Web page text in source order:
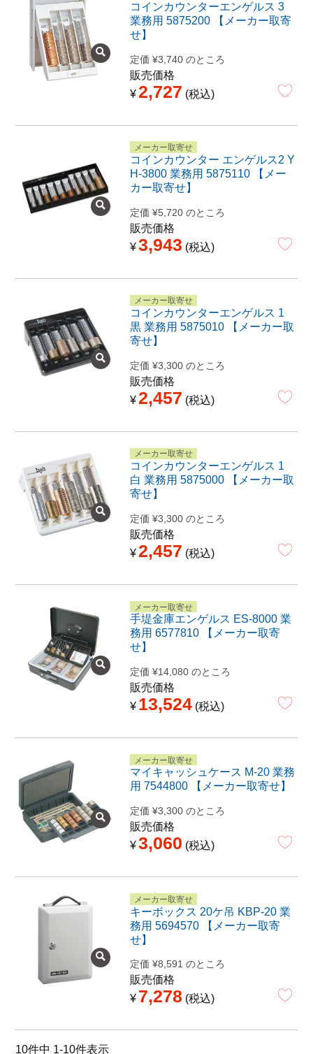
コインカウンターエンゲルス 3
業務用 5875200 【メーカー取寄
せ】
定価 ¥3,740 のところ
販売価格
¥ 2,727 税込
メーカー取寄せ
コインカウンター エンゲルス2 Y
H-3800 業務用 5875110 【メー
カー取寄せ】
定価 ¥5,720 のところ
販売価格
¥3,943 税込
メーカー取寄せ
コインカウンターエンゲルス 1
黒 業務用 5875010 【メーカー取
寄せ】
定価 ¥3,300 のところ
販売価格
¥ 2,457 税込
メーカー取寄せ
コインカウンターエンゲルス 1
白 業務用 5875000 【メーカー取
寄せ】
定価 ¥3,300 のところ
販売価格
¥ 2,457 税込
メーカー取寄せ
手堤金庫エンゲルス ES-8000 業
務用 6577810 【メーカー取寄
せ】
定価 ¥14,080 のところ
販売価格
¥ 13,524 税込
メーカー取寄せ
マイキャッシュケース M-20 業務
用 7544800 【メーカー取寄せ】
定価 ¥3,300 のところ
販売価格
¥3,060 税込
メーカー取寄せ
キーボックス 20ケ吊 KBP-20 業
務用 5694570 【メーカー取寄
せ】
定価 ¥8,591 のところ
販売価格
¥ 7,278 税込
10件中 1-10件表示